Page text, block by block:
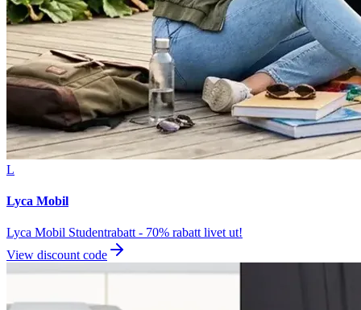
L
Lyca Mobil
Lyca Mobil Studentrabatt - 70% rabatt livet ut!
View discount code